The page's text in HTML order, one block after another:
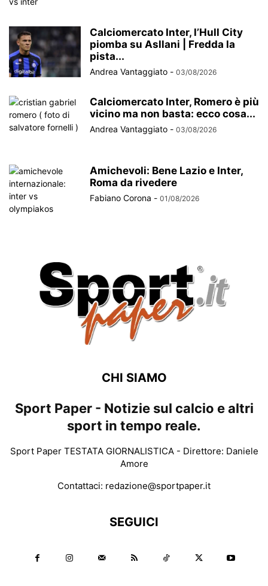
Calciomercato Inter, l’Hull City
piomba su Asllani | Fredda la
pista...
Andrea Vantaggiato - 03/08/2026
Calciomercato Inter, Romero è più
vicino ma non basta: ecco cosa...
Andrea Vantaggiato - 03/08/2026
Amichevoli: Bene Lazio e Inter,
Roma da rivedere
Fabiano Corona - 01/08/2026
CHI SIAMO
Sport Paper - Notizie sul calcio e altri
sport in tempo reale.
Sport Paper TESTATA GIORNALISTICA - Direttore: Daniele
Amore
Contattaci: redazione@sportpaper.it
SEGUICI